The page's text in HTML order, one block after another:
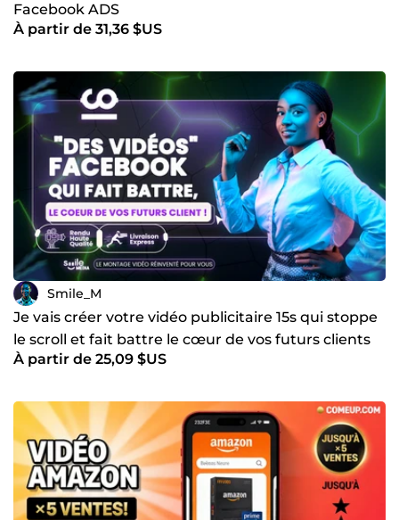
Facebook ADS
À partir de 31,36 $US
Smile_M
Je vais créer votre vidéo publicitaire 15s qui stoppe
le scroll et fait battre le cœur de vos futurs clients
À partir de 25,09 $US